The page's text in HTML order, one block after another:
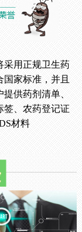
采用正规卫生药
国家标准，并且
提供药剂清单、
签、农药登记证
材料